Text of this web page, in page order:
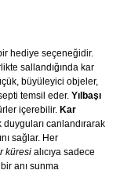
hediye seçeneğidir.
sallandığında kar
büyüleyici objeler,
temsil eder. Yılbaşı
içerebilir. Kar
duyguları canlandırarak
sağlar. Her
küresi alıcıya sadece
anı sunma